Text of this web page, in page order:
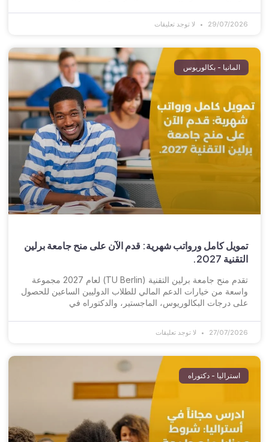
29/07/2026 لا توجد تعليقات
المانيا - بكالوريوس
تمويل كامل ورواتب شهرية: قدم الآن على منح جامعة برلين
التقنية 2027.
تقدم منح جامعة برلين التقنية (TU Berlin) لعام 2027 مجموعة
واسعة من خيارات الدعم المالي للطلاب الدوليين الساعين للحصول
على درجات البكالوريوس، الماجستير، والدكتوراه في
27/07/2026 لا توجد تعليقات
استراليا - دكتوراه